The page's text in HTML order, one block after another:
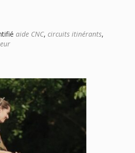
aide CNC, circuits itinérants,